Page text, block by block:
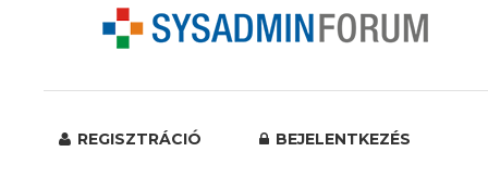
REGISZTRÁCIÓ BEJELENTKEZÉS